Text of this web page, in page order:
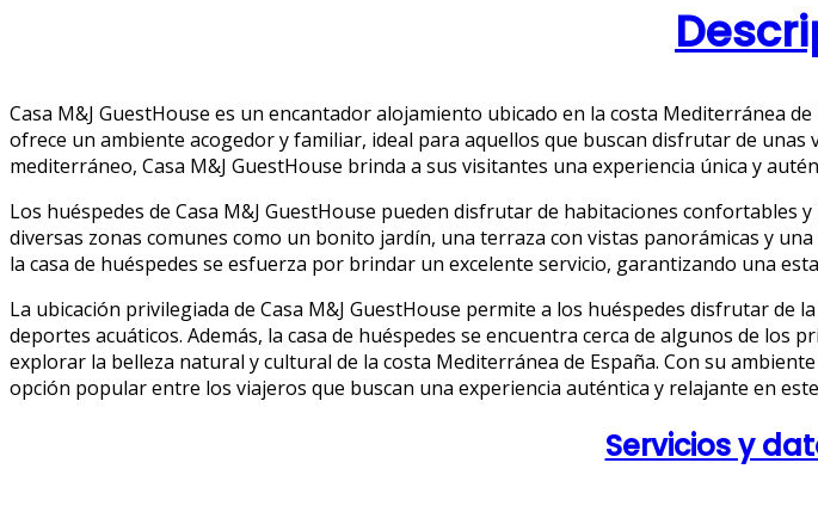
Casa M&J GuestHouse es un encantador alojamiento ubicado en la costa Mediterránea
ofrece un ambiente acogedor y familiar, ideal para aquellos que buscan disfrutar de
mediterráneo, Casa M&J GuestHouse brinda a sus visitantes una experiencia única y
Los huéspedes de Casa M&J GuestHouse pueden disfrutar de habitaciones confortables
diversas zonas comunes como un bonito jardín, una terraza con vistas panorámicas y
la casa de huéspedes se esfuerza por brindar un excelente servicio, garantizando una
La ubicación privilegiada de Casa M&J GuestHouse permite a los huéspedes disfrutar de
deportes acuáticos. Además, la casa de huéspedes se encuentra cerca de algunos de
explorar la belleza natural y cultural de la costa Mediterránea de España. Con su
opción popular entre los viajeros que buscan una experiencia auténtica y relajante en
Servicios y